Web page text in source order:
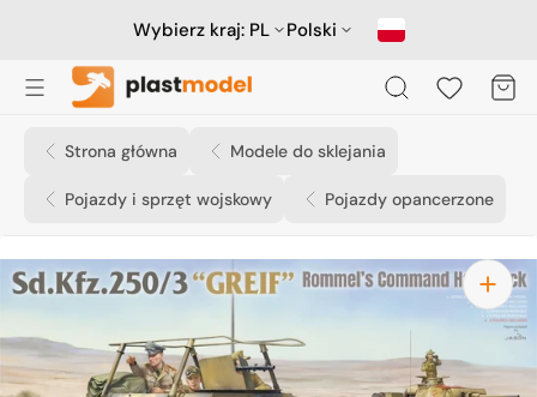
Wybierz kraj: PL Polski
Koszyk
Strona główna Modele do sklejania
Pojazdy i sprzęt wojskowy Pojazdy opancerzone